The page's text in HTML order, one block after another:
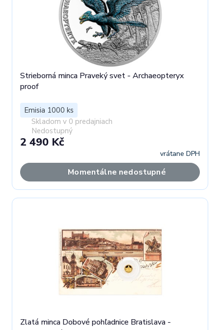
Strieborná minca Praveký svet - Archaeopteryx
proof
Emisia 1000 ks
Skladom v 0 predajniach
Nedostupný
2 490 Kč
vrátane DPH
Momentálne nedostupné
Zlatá minca Dobové pohľadnice Bratislava -